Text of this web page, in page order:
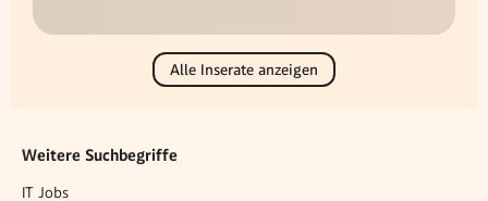
Alle Inserate anzeigen
Weitere Suchbegriffe
IT Jobs